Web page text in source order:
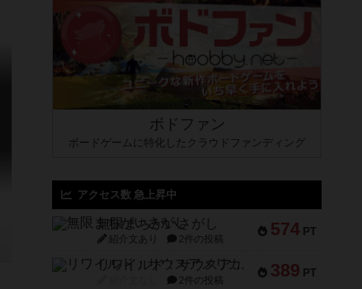
ボドファン
ボードゲームに特化したクラウドファンディング
アクセス数 急上昇中
574 PT
無限まちがいさがし
紹介文あり 2件の投稿
389 PT
リワイルド：サウスアメリカ
2件の投稿